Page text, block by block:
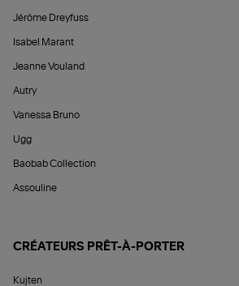
Jérôme Dreyfuss
Isabel Marant
Jeanne Vouland
Autry
Vanessa Bruno
Ugg
Baobab Collection
Assouline
CRÉATEURS PRÊT-À-PORTER
Kujten